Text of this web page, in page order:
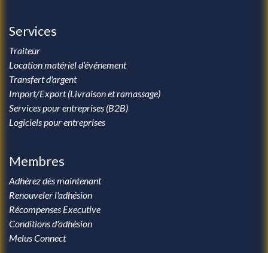
Services
Traiteur
Location matériel d’événement
Transfert d'argent
Import/Export (Livraison et ramassage)
Services pour entreprises (B2B)
Logiciels pour entreprises
Membres
Adhérez dès maintenant
Renouveler l'adhésion
Récompenses Executive
Conditions d'adhésion
Melus Connect